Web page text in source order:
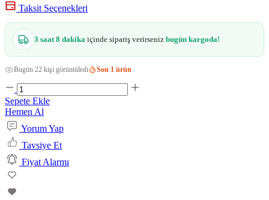
Taksit Seçenekleri
3 saat 8 dakika içinde sipariş verirseniz bugün kargoda!
Bugün 22 kişi görüntüledi Son 1 ürün
Sepete Ekle
Hemen Al
Yorum Yap
Tavsiye Et
Fiyat Alarmı